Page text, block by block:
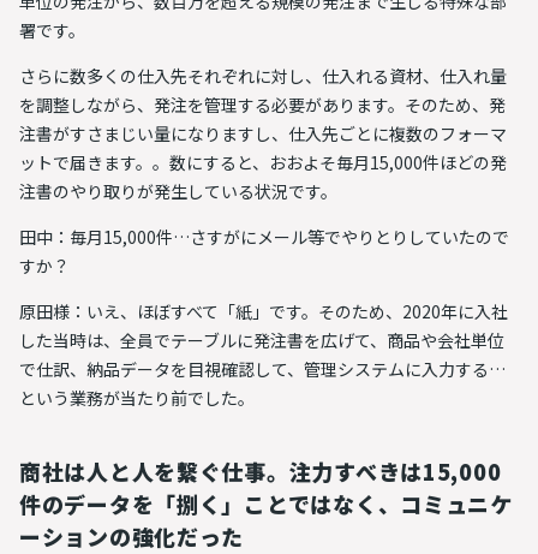
署です。
さらに数多くの仕入先それぞれに対し、仕入れる資材、仕入れ量
を調整しながら、発注を管理する必要があります。そのため、発
注書がすさまじい量になりますし、仕入先ごとに複数のフォーマ
ットで届きます。。数にすると、 おおよそ毎月15,000件ほどの発
注書のやり取りが発生している状況です。
田中：毎月15,000件…さすがにメール等でやりとりしていたので
すか？
原田様：いえ、 ほぼすべて「紙」です。そのため、2020年に入社
した当時は、全員でテーブルに発注書を広げて、商品や会社単位
で仕訳、納品データを目視確認して、管理システムに入力する…
という業務が当たり前でした。
商社は人と人を繋ぐ仕事。注力すべきは15,000
件のデータを「捌く」ことではなく、コミュニケ
ーションの強化だった